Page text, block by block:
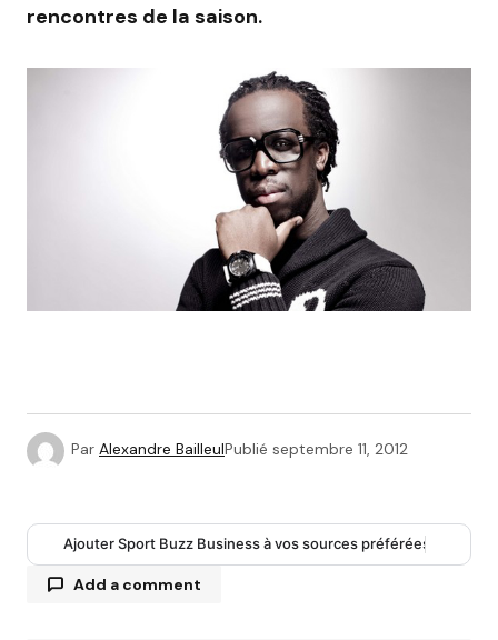
rencontres de la saison.
Par Alexandre BailleulPublié septembre 11, 2012
Ajouter Sport Buzz Business à vos sources préférées
Add a comment